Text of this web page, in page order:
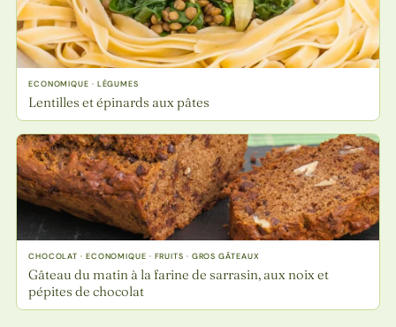
ECONOMIQUE · LÉGUMES
Lentilles et épinards aux pâtes
CHOCOLAT · ECONOMIQUE · FRUITS · GROS GÂTEAUX
Gâteau du matin à la farine de sarrasin, aux noix et
pépites de chocolat